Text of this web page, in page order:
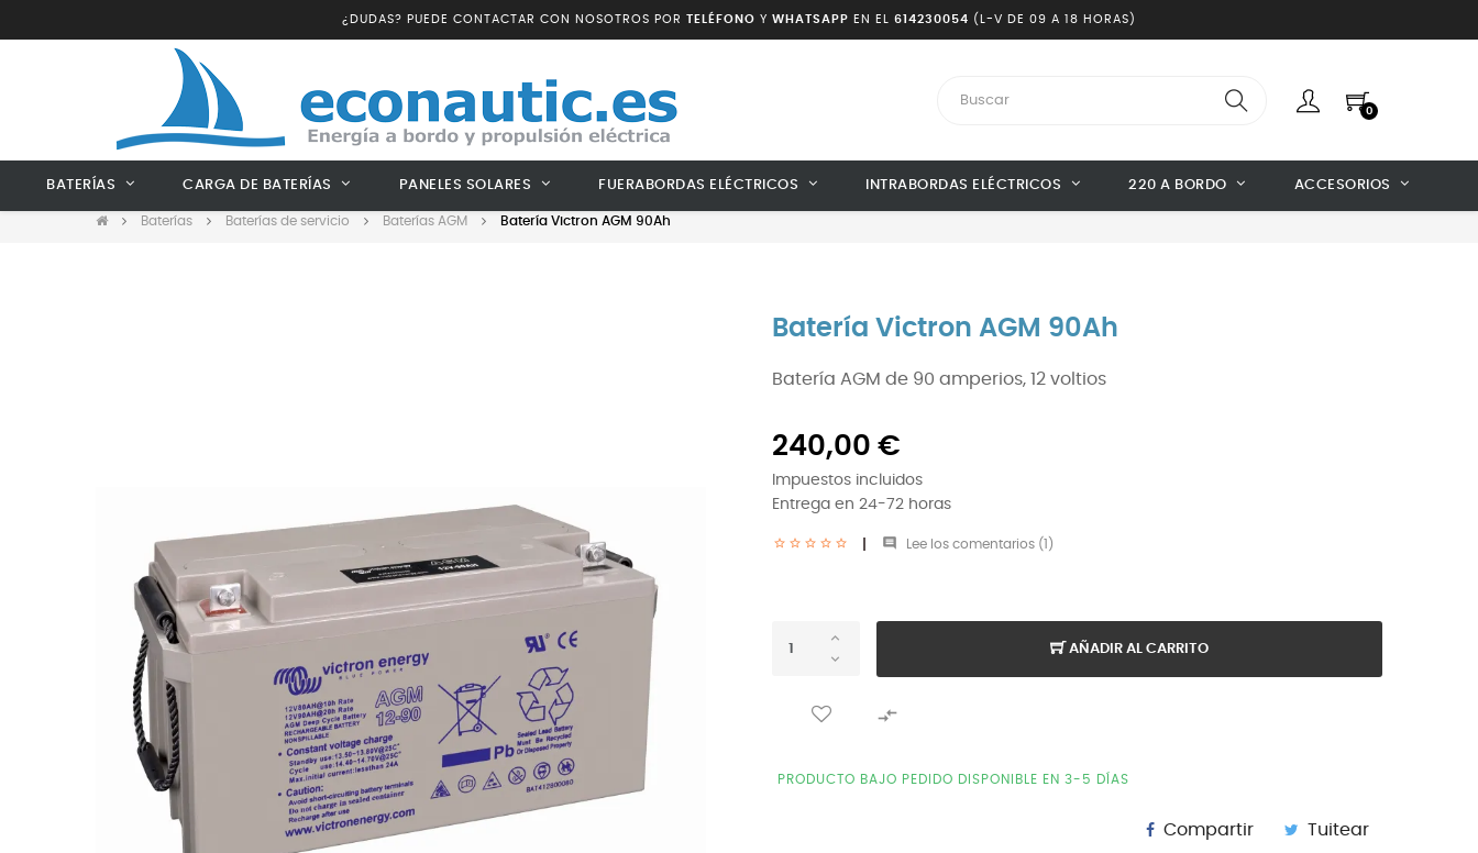
¿DUDAS? PUEDE CONTACTAR CON NOSOTROS POR TELÉFONO Y WHATSAPP EN EL 614230054 (L-V DE 09 A 18 HORAS)
0
BATERÍAS CARGA DE BATERÍAS PANELES SOLARES FUERABORDAS ELÉCTRICOS INTRABORDAS ELÉCTRICOS 220 A BORDO ACCESORIOS
Baterías Baterías de servicio Baterías AGM Batería Victron AGM 90Ah
Batería Victron AGM 90Ah
Batería AGM de 90 amperios, 12 voltios
240,00 €
Impuestos incluidos
Entrega en 24-72 horas
 Lee los comentarios (1 )
AÑADIR AL CARRITO

PRODUCTO BAJO PEDIDO DISPONIBLE EN 3-5 DÍAS
Compartir Tuitear